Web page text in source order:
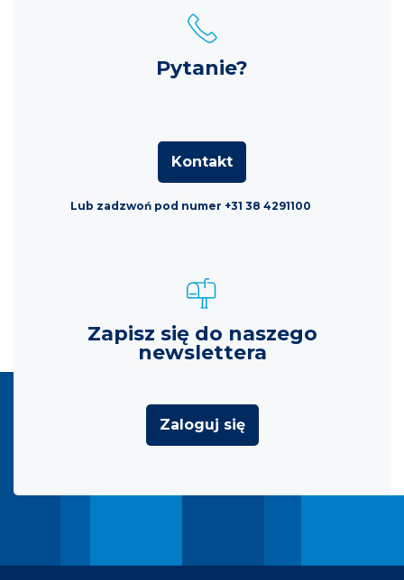
Pytanie?
Kontakt
Lub zadzwoń pod numer +31 38 4291100
Zapisz się do naszego
newslettera
Zaloguj się